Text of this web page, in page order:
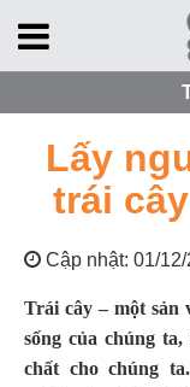
Lấy
trái
Cập nhật: 01/
Trái cây – một sản
sống của chúng
chất cho chúng